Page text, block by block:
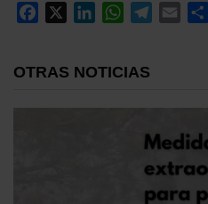
Facebook
LinkedInWhatsApp
Telegram
Email
OTRAS NOTICIAS